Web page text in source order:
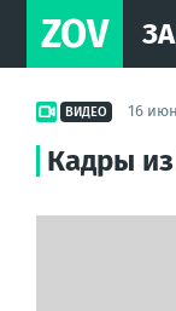
ZOV
ВИДЕО 16
Кадры